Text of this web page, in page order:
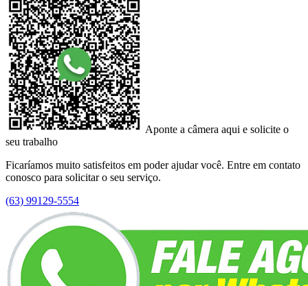
Aponte a câmera aqui e solicite o
seu trabalho
Ficaríamos muito satisfeitos em poder ajudar você. Entre em contato
conosco para solicitar o seu serviço.
(63) 99129-5554